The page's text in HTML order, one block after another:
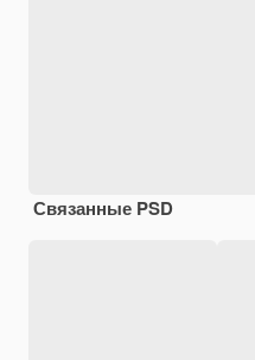
Связанные PSD